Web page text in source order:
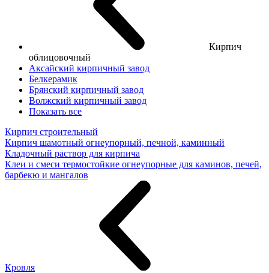
Кирпич
облицовочный
Аксайский кирпичный завод
Белкерамик
Брянский кирпичный завод
Волжский кирпичный завод
Показать все
Кирпич строительный
Кирпич шамотный огнеупорный, печной, каминный
Кладочный раствор для кирпича
Клеи и смеси термостойкие огнеупорные для каминов, печей,
барбекю и мангалов
Кровля